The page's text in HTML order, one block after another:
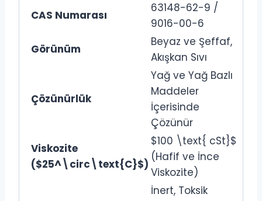
CAS Numarası
63148-62-9 /
9016-00-6
Görünüm
Beyaz ve Şeffaf,
Akışkan Sıvı
Çözünürlük
Yağ ve Yağ Bazlı
Maddeler
İçerisinde
Çözünür
Viskozite
($25^\circ\text{C}$)
$100 \text{ cSt}$
(Hafif ve İnce
Viskozite)
İnert, Toksik